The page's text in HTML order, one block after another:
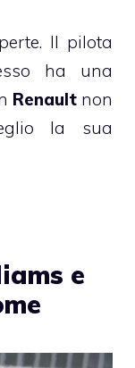
Il pilota
ha una
Renault non
la sua
e